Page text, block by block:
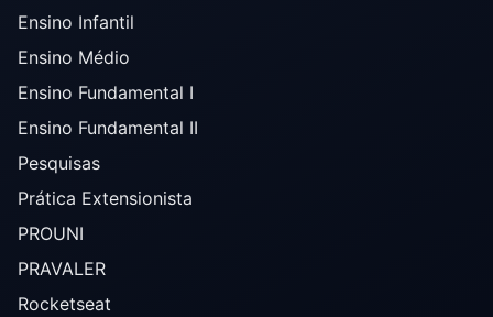
Ensino Infantil
Ensino Médio
Ensino Fundamental I
Ensino Fundamental II
Pesquisas
Prática Extensionista
PROUNI
PRAVALER
Rocketseat